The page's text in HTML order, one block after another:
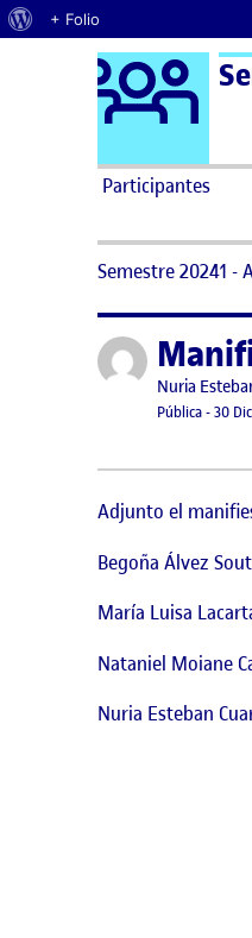
Acerca de WordPress
+ Folio
Saltar al contenido
Participantes
Semestre 20241 -
Publicado por
Publicado
Nuria
Visibilidad:
Pública-30
Adjunto el
Begoña Álvez
María Luisa
Nataniel Moiane
Nuria Esteban